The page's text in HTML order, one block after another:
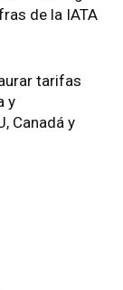
de la IATA
tarifas
y
Canadá y